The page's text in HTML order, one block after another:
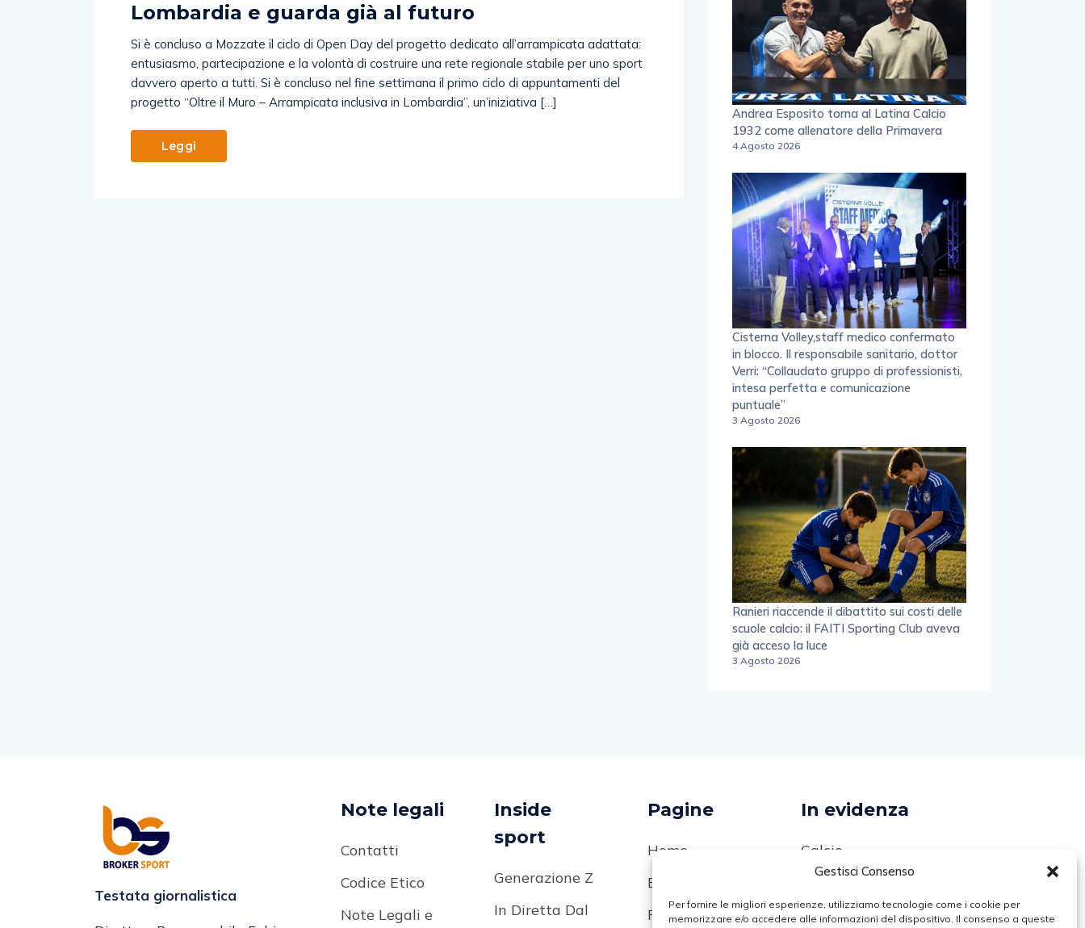
Gestisci Consenso
Per fornire le migliori esperienze, utilizziamo tecnologie come i cookie per
memorizzare e/o accedere alle informazioni del dispositivo. Il consenso a queste
Lombardia e guarda già al futuro
Si è concluso a Mozzate il ciclo di Open Day del progetto dedicato all’arrampicata adattata:
entusiasmo, partecipazione e la volontà di costruire una rete regionale stabile per uno sport
davvero aperto a tutti. Si è concluso nel fine settimana il primo ciclo di appuntamenti del
progetto “Oltre il Muro – Arrampicata inclusiva in Lombardia”, un’iniziativa […]
Leggi
Andrea Esposito torna al Latina Calcio
1932 come allenatore della Primavera
4 Agosto 2026
Cisterna Volley,staff medico confermato
in blocco. Il responsabile sanitario, dottor
Verri: “Collaudato gruppo di professionisti,
intesa perfetta e comunicazione
puntuale”
3 Agosto 2026
Ranieri riaccende il dibattito sui costi delle
scuole calcio: il FAITI Sporting Club aveva
già acceso la luce
3 Agosto 2026
Testata giornalistica
Note legali
Contatti
Codice Etico
Note Legali e
Inside
sport
Generazione Z
In Diretta Dal
Pagine
Home
Editoriale
Focus On
In evidenza
Calcio
Volley